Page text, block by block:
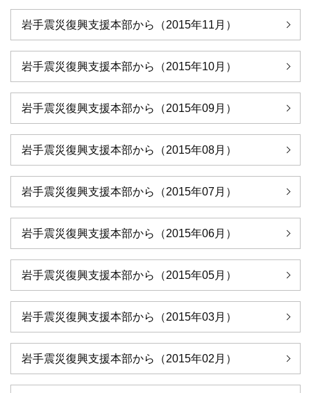
岩手震災復興支援本部から（2015年11月）
岩手震災復興支援本部から（2015年10月）
岩手震災復興支援本部から（2015年09月）
岩手震災復興支援本部から（2015年08月）
岩手震災復興支援本部から（2015年07月）
岩手震災復興支援本部から（2015年06月）
岩手震災復興支援本部から（2015年05月）
岩手震災復興支援本部から（2015年03月）
岩手震災復興支援本部から（2015年02月）